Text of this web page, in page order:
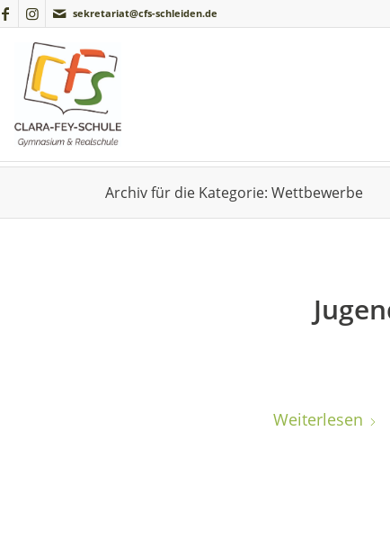
sekretariat@cfs-schleiden.de
Archiv für die Kategorie: Wettbewerbe
Weiterlesen